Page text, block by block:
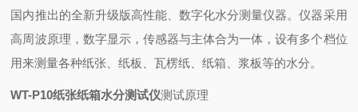
国内推出的全新升级版高性能、数字化水分测量仪器。仪器采用
高周波原理，数字显示，传感器与主体合为一体，设有多个档位
用来测量各种纸张、纸板、瓦楞纸、纸箱、浆板等的水分。
WT-P10纸张纸箱水分测试仪测试原理